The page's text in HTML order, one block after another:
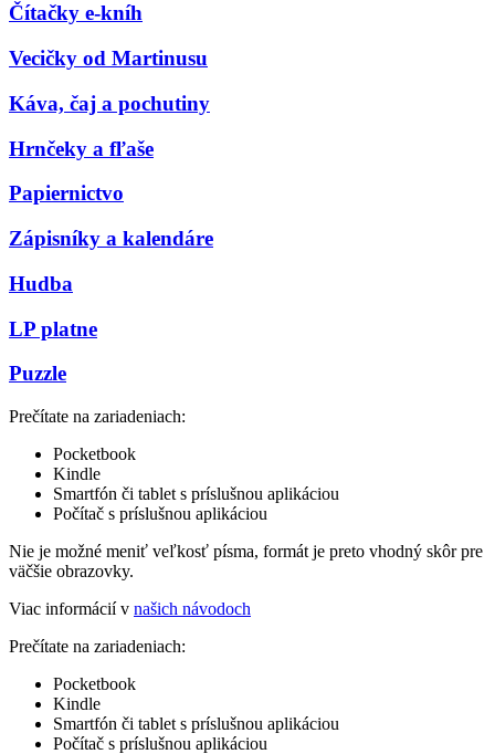
Čítačky e-kníh
Vecičky od Martinusu
Káva, čaj a pochutiny
Hrnčeky a fľaše
Papiernictvo
Zápisníky a kalendáre
Hudba
LP platne
Puzzle
Prečítate na zariadeniach:
Pocketbook
Kindle
Smartfón či tablet s príslušnou aplikáciou
Počítač s príslušnou aplikáciou
Nie je možné meniť veľkosť písma, formát je preto vhodný skôr pre
väčšie obrazovky.
Viac informácií v našich návodoch
Prečítate na zariadeniach:
Pocketbook
Kindle
Smartfón či tablet s príslušnou aplikáciou
Počítač s príslušnou aplikáciou